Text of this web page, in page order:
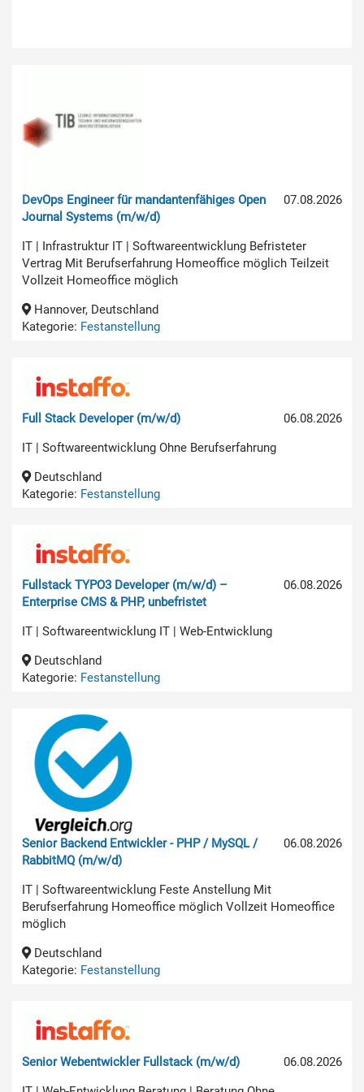
07.08.2026
DevOps Engineer für mandantenfähiges Open
Journal Systems (m/w/d)
IT | Infrastruktur IT | Softwareentwicklung Befristeter
Vertrag Mit Berufserfahrung Homeoffice möglich Teilzeit
Vollzeit Homeoffice möglich
Hannover, Deutschland
Kategorie: Festanstellung
06.08.2026
Full Stack Developer (m/w/d)
IT | Softwareentwicklung Ohne Berufserfahrung
Deutschland
Kategorie: Festanstellung
06.08.2026
Fullstack TYPO3 Developer (m/w/d) –
Enterprise CMS & PHP, unbefristet
IT | Softwareentwicklung IT | Web-Entwicklung
Deutschland
Kategorie: Festanstellung
06.08.2026
Senior Backend Entwickler - PHP / MySQL /
RabbitMQ (m/w/d)
IT | Softwareentwicklung Feste Anstellung Mit
Berufserfahrung Homeoffice möglich Vollzeit Homeoffice
möglich
Deutschland
Kategorie: Festanstellung
06.08.2026
Senior Webentwickler Fullstack (m/w/d)